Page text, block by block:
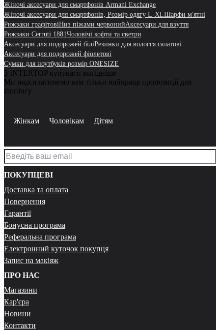
Жіночі аксесуари для смартфонів Armani Exchange
Жіночі аксесуари для смартфонів, Розмір одягу L-XLШарфи м'ятні
Рюкзаки графітовіНиз піжами червонийАксесуари для взуття
Рюкзаки Cerruti 1881 Чоловічі кофти та светри
Аксесуари для подорожей біліРезинки для волосся салатові
Аксесуари для подорожей фіолетові
Сумки для ноутбуків розмір ONESIZE
З INTERTOP купувати вигідніше
Ми надсилатимемо вам тільки найкращі пропозиції для
шопінгу
Жінкам Чоловікам Дітям
ПОКУПЦЕВІ
Доставка та оплата
Повернення
Гарантії
Бонусна програма
Реферальна програма
Електронний куточок покупця
Запис на макіяж
ПРО НАС
Магазини
Кар'єра
Новини
Контакти